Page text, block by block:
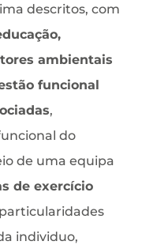
descritos, com
ambientais
funcional
,
do
de uma equipa
de exercício
individuo,